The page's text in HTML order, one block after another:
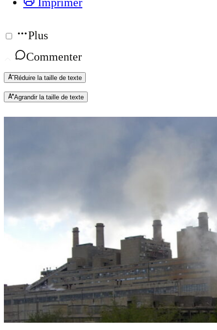
Plus
Commenter
Réduire la taille de texte
Agrandir la taille de texte